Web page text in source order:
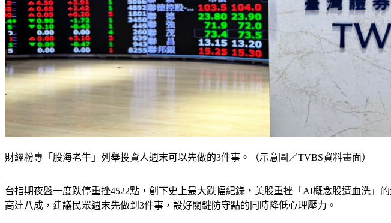
財經粉專「股海老牛」列舉投資人週末可以先做的3件事。（示意圖／TVBS資料畫面）
台指期夜盤一度跌停重挫4522點，創下史上最大跌幅紀錄，美股重挫「AI概念股遭血洗
高達八成，建議民眾週末先做到3件事，設好關鍵防守點的同時降低心理壓力。